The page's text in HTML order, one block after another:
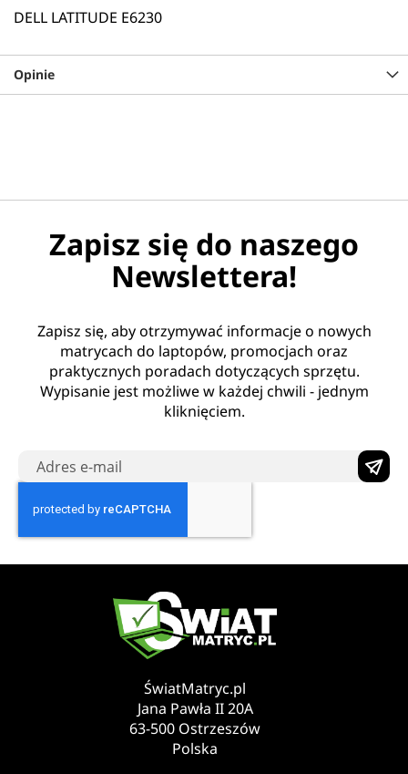
DELL LATITUDE E6230
Opinie
Zapisz się do naszego
Newslettera!
Zapisz się, aby otrzymywać informacje o nowych
matrycach do laptopów, promocjach oraz
praktycznych poradach dotyczących sprzętu.
Wypisanie jest możliwe w każdej chwili - jednym
kliknięciem.
ŚwiatMatryc.pl
Jana Pawła II 20A
63-500 Ostrzeszów
Polska